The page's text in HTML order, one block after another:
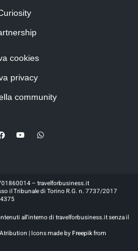
cookies
privacy
community
– travelforbusiness.it
il Tribunale di Torino R.G. n. 7737/2017
all’interno di travelforbusiness.it senza il
| Icons made byFreepikfrom